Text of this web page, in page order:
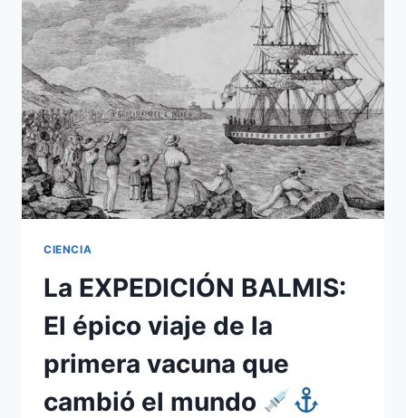
CIENCIA
La EXPEDICIÓN BALMIS:
El épico viaje de la
primera vacuna que
cambió el mundo